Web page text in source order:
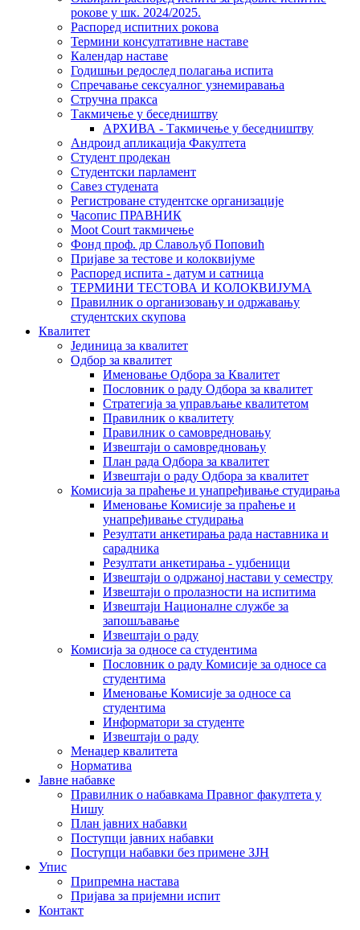
рокове у шк. 2024/2025.
Распоред испитних рокова
Термини консултативне наставе
Календар наставе
Годишњи редослед полагања испита
Спречавање сексуалног узнемиравања
Стручна пракса
Такмичење у беседништву
АРХИВА - Такмичење у беседништву
Андроид апликација Факултета
Студент продекан
Студентски парламент
Савез студената
Регистроване студентске организације
Часопис ПРАВНИК
Moot Court такмичење
Фонд проф. др Славољуб Поповић
Пријаве за тестове и колоквијуме
Распоред испита - датум и сатница
ТЕРМИНИ ТЕСТОВА И КОЛОКВИЈУМА
Правилник о организовању и одржавању
студентских скупова
Квалитет
Јединица за квалитет
Одбор за квалитет
Именовање Одбора за Квалитет
Пословник о раду Одбора за квалитет
Стратегија за управљање квалитетом
Правилник о квалитету
Правилник о самовредновању
Извештаји о самовредновању
План рада Одбора за квалитет
Извештаји о раду Одбора за квалитет
Комисија за праћење и унапређивање студирања
Именовање Комисије за праћење и
унапређивање студирања
Резултати анкетирања рада наставника и
сарадника
Резултати анкетирања - уџбеници
Извештаји о одржаној настави у семестру
Извештаји о пролазности на испитима
Извештаји Националне службе за
запошљавање
Извештаји о раду
Комисија за односе са студентима
Пословник о раду Комисије за односе са
студентима
Именовање Комисије за односе са
студентима
Информатори за студенте
Извештаји о раду
Менаџер квалитета
Норматива
Јавне набавке
Правилник о набавкама Правног факултета у
Нишу
План јавних набавки
Поступци јавних набавки
Поступци набавки без примене ЗЈН
Упис
Припремна настава
Пријава за пријемни испит
Контакт